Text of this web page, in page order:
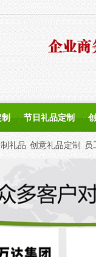
节日礼品定制
礼品 创意礼品定制 员